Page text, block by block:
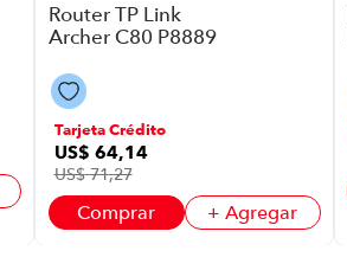
Router TP Link
Archer C80 P8889
1900 Color Negro
Tarjeta Crédito
US$ 64,14
US$ 71,27
Comprar + Agregar